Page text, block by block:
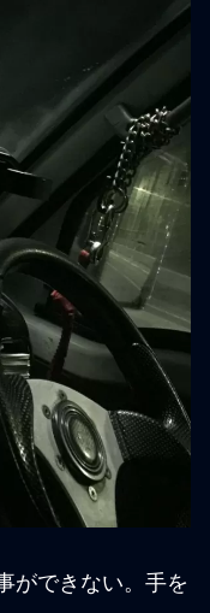
ができない。手を